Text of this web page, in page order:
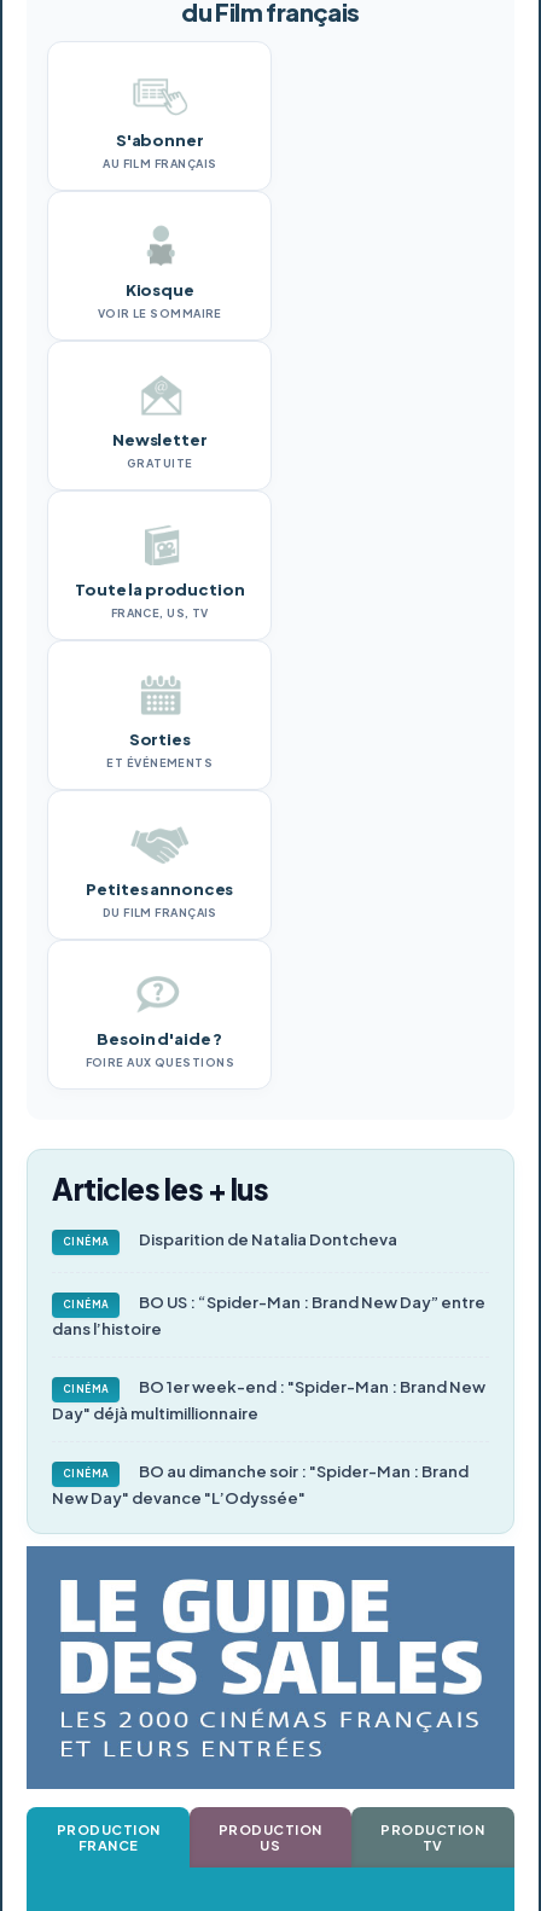
du Film français
S'abonner
AU FILM FRANÇAIS
Kiosque
VOIR LE SOMMAIRE
Newsletter
GRATUITE
Toute la production
FRANCE, US, TV
Sorties
ET ÉVÉNEMENTS
Petites annonces
DU FILM FRANÇAIS
Besoin d'aide ?
FOIRE AUX QUESTIONS
Articles les + lus
CINÉMA Disparition de Natalia Dontcheva
CINÉMA
BO US : “Spider-Man : Brand New Day” entre
dans l’histoire
CINÉMA
BO 1er week-end : "Spider-Man : Brand New
Day" déjà multimillionnaire
CINÉMA
BO au dimanche soir : "Spider-Man : Brand
New Day" devance "L’Odyssée"
PRODUCTION
FRANCE
PRODUCTION
US
PRODUCTION
TV